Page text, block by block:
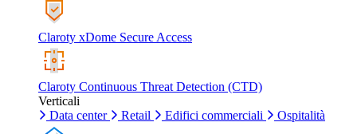
Claroty xDome Secure Access
Claroty Continuous Threat Detection (CTD)
Verticali
Data center
Retail Edifici commerciali Ospitalità